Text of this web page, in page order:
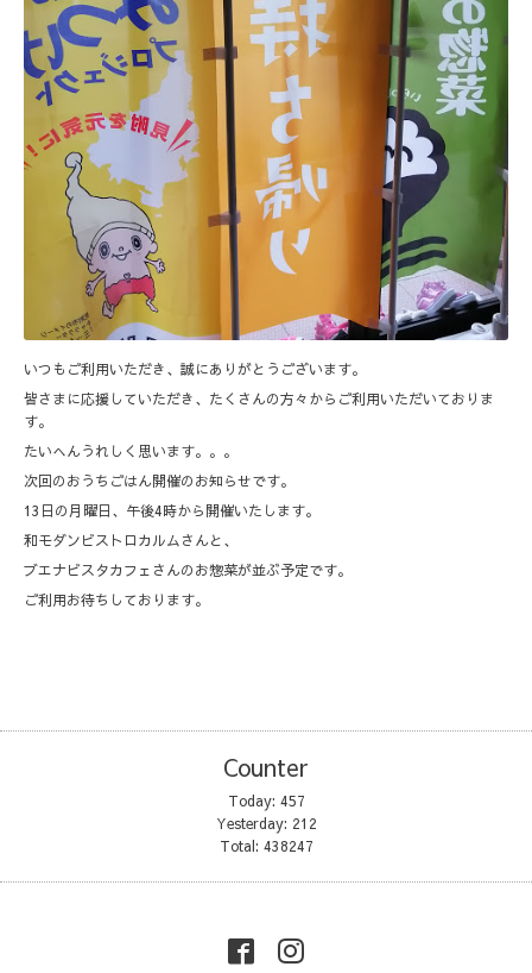
いつもご利用いただき、誠にありがとうございます。
皆さまに応援していただき、たくさんの方々からご利用いただいておりま
す。
たいへんうれしく思います。。。
次回のおうちごはん開催のお知らせです。
13日の月曜日、午後4時から開催いたします。
和モダンビストロカルムさんと、
ブエナビスタカフェさんのお惣菜が並ぶ予定です。
ご利用お待ちしております。
Counter
Today: 457
Yesterday: 212
Total: 438247